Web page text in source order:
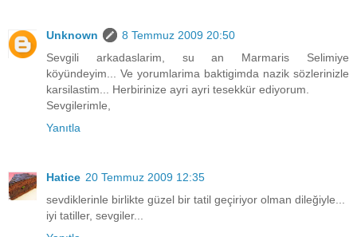
Unknown
8 Temmuz 2009 20:50
Sevgili arkadaslarim, su an Marmaris Selimiye
köyündeyim... Ve yorumlarima baktigimda nazik sözlerinizle
karsilastim... Herbirinize ayri ayri tesekkür ediyorum.
Sevgilerimle,
Yanıtla
Hatice 20 Temmuz 2009 12:35
sevdiklerinle birlikte güzel bir tatil geçiriyor olman dileğiyle...
iyi tatiller, sevgiler...